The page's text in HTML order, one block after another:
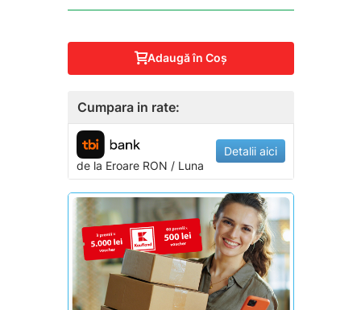
Adaugă în Coş
Cumpara in rate:
de la EroareRON / Luna
Detalii aici